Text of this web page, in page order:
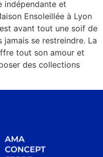
indépendante et
Ensoleillée à Lyon
avant tout une soif de
jamais se restreindre. La
tout son amour et
des collections